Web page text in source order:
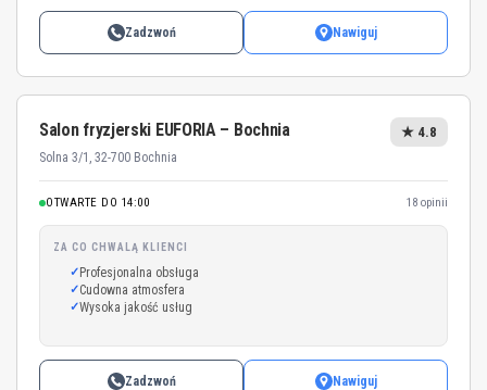
Zadzwoń Nawiguj
Salon fryzjerski EUFORIA – Bochnia
Solna 3/1, 32-700 Bochnia
★ 4.8
OTWARTE DO 14:00 18 opinii
ZA CO CHWALĄ KLIENCI
Profesjonalna obsługa
Cudowna atmosfera
Wysoka jakość usług
Zadzwoń Nawiguj